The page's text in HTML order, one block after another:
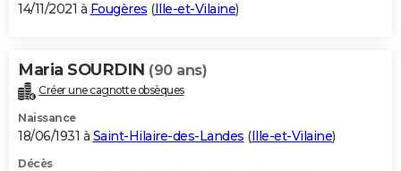
14/11/2021 à Fougères (Ille-et-Vilaine)
Maria SOURDIN (90 ans)
Créer une cagnotte obsèques
Naissance
18/06/1931 à Saint-Hilaire-des-Landes (Ille-et-Vilaine)
Décès